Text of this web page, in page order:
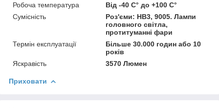
Робоча температура
Від -40 С° до +100 С°
Сумісність
Роз'єми: HB3, 9005. Лампи
головного світла,
протитуманні фари
Термін експлуатації
Більше 30.000 годин або 10
років
Яскравість
3570 Люмен
Приховати